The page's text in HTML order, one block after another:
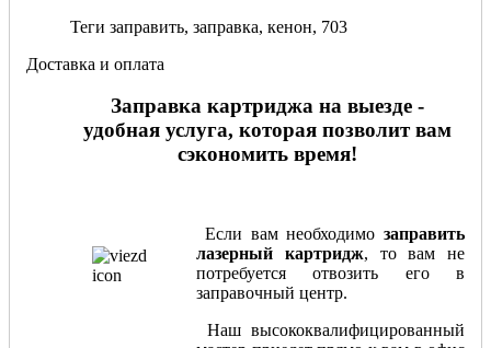
Теги заправить, заправка, кенон, 703
Доставка и оплата
Заправка картриджа на выезде -
удобная услуга, которая позволит вам
сэкономить время!
Если вам необходимо заправить
лазерный картридж, то вам не
потребуется отвозить его в
заправочный центр.
Наш высококвалифицированный